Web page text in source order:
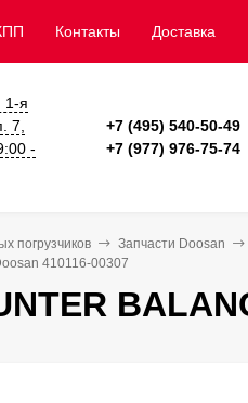
Контакты Доставка
1-я
7,
-
+7 (495) 540-50-49
+7 (977) 976-75-74
погрузчиков Запчасти Doosan
410116-00307